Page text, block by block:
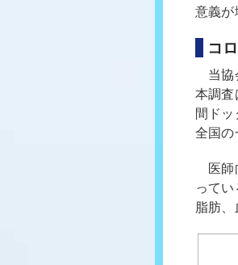
意義が
コ
当協
本調査
間ド
全国の
医師
って
脂肪